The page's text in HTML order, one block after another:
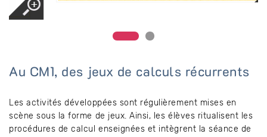
Au CM1, des jeux de calculs récurrents
Les activités développées sont régulièrement mises en
scène sous la forme de jeux. Ainsi, les élèves ritualisent les
procédures de calcul enseignées et intègrent la séance de